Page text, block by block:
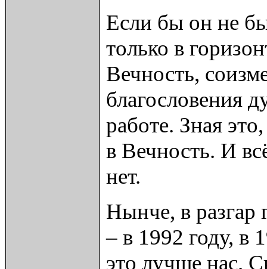
Если бы он не
только в
Вечность,
благословения
работе. Зная
в Вечность. И
нет.
Нынче, в
– в 1992 году, в
это лучше нас.